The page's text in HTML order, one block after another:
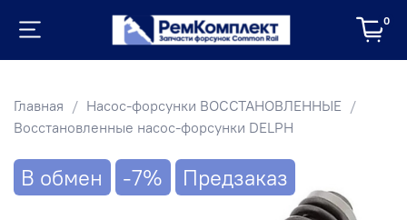
0
Главная
Насос-форсунки ВОССТАНОВЛЕННЫЕ
Восстановленные насос-форсунки DELPH
В обмен -7% Предзаказ